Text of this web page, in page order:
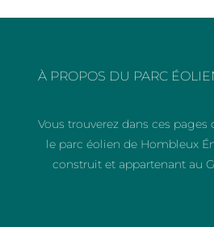
À PROPOS DU PARC
Vous trouverez dans ces
le parc éolien de Hombleux
construit et appartenant au